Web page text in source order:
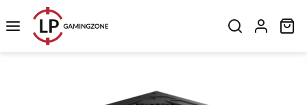
Zum Hauptinhalt springen
Bildergalerie überspringen